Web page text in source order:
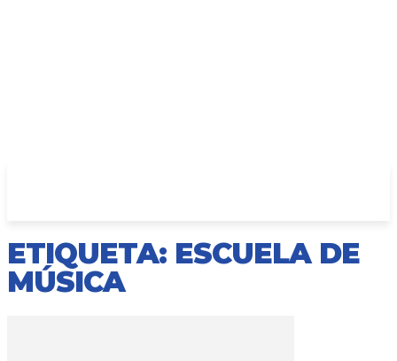
ETIQUETA: ESCUELA DE
MÚSICA